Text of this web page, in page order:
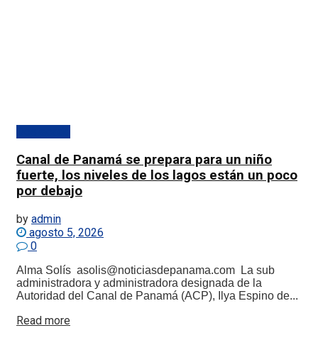
Canal de Panamá se prepara para un niño
fuerte, los niveles de los lagos están un poco
por debajo
by admin
agosto 5, 2026
0
Alma Solís asolis@noticiasdepanama.com La sub
administradora y administradora designada de la
Autoridad del Canal de Panamá (ACP), Ilya Espino de...
Read more